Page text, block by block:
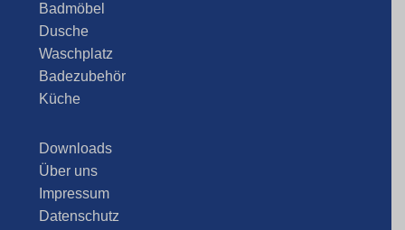
Badmöbel
Dusche
Waschplatz
Badezubehör
Küche
Downloads
Über uns
Impressum
Datenschutz